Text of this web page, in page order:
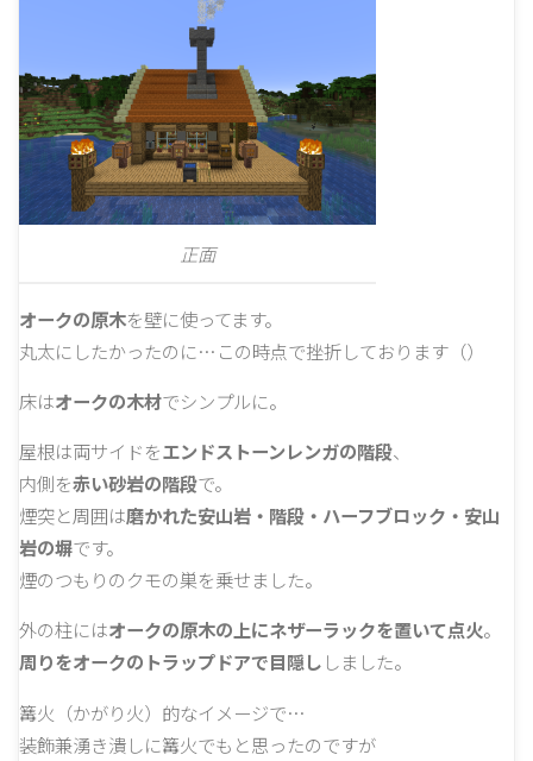
正面
オークの原木を壁に使ってます。
丸太にしたかったのに…この時点で挫折しております（）
床はオークの木材でシンプルに。
屋根は両サイドをエンドストーンレンガの階段、
内側を赤い砂岩の階段で。
煙突と周囲は磨かれた安山岩・階段・ハーフブロック・安山
岩の塀です。
煙のつもりのクモの巣を乗せました。
外の柱にはオークの原木の上にネザーラックを置いて点火。
周りをオークのトラップドアで目隠し しました。
篝火（かがり火）的なイメージで…
装飾兼湧き潰しに篝火でもと思ったのですが